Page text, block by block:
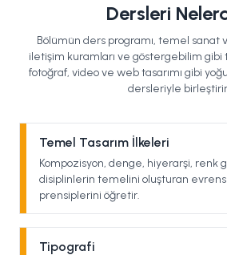
Dersleri
Bölümün ders programı, temel sanat
iletişim kuramları ve göstergebilim gibi
fotoğraf, video ve web tasarımı gibi
dersleriyle
Temel Tasarım İlkeleri
Kompozisyon, denge, hiyerarşi, renk
disiplinlerin temelini oluşturan
prensiplerini öğretir.
Tipografi